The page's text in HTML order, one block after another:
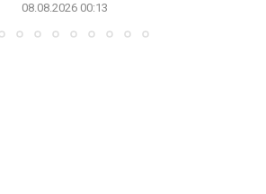
08.08.2026 00:13